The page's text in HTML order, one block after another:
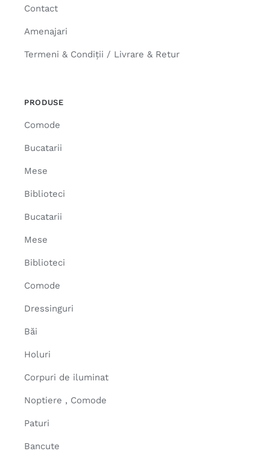
Contact
Amenajari
Termeni & Condiții / Livrare & Retur
PRODUSE
Comode
Bucatarii
Mese
Biblioteci
Bucatarii
Mese
Biblioteci
Comode
Dressinguri
Băi
Holuri
Corpuri de iluminat
Noptiere , Comode
Paturi
Bancute